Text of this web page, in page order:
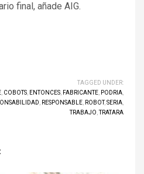
final, añade AIG.
TAGGED UNDER:
, COBOTS, ENTONCES, FABRICANTE, PODRIA,
, RESPONSABLE, ROBOT,SERIA,
TRABAJO,TRATARA